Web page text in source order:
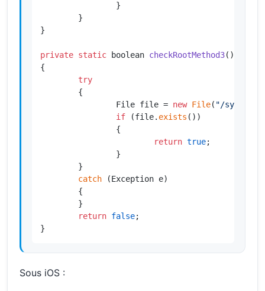
                }
        }
}
private static boolean checkRootMethod3()
{
try
        {
                File file =
new File( "/system/
if (file. exists ())
                {
return true;
                }
        }
catch (Exception e)
        {
        }
return false;
}
Sous iOS :